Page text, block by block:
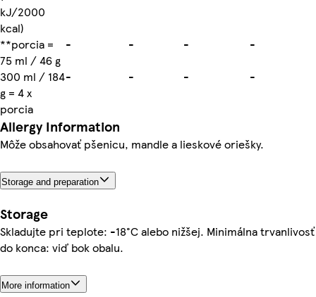
kJ/2000
kcal)
**porcia =
75 ml / 46 g
- - -
-
300 ml / 184
g = 4 x
porcia
- - - -
Allergy Information
Môže obsahovať pšenicu, mandle a lieskové oriešky.
Storage and preparation
Storage
Skladujte pri teplote: -18°C alebo nižšej. Minimálna trvanlivosť
do konca: viď bok obalu.
More information